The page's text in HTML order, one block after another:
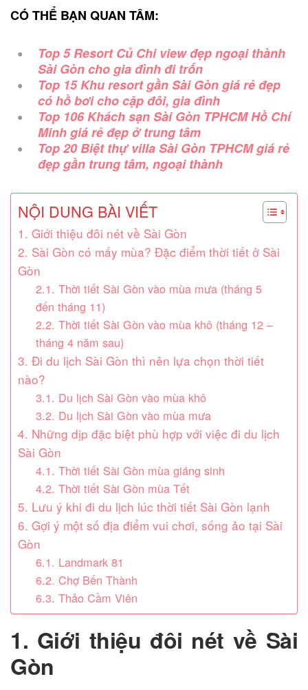
CÓ THỂ BẠN QUAN TÂM:
Top 5 Resort Củ Chi view đẹp ngoại thành
Sài Gòn cho gia đình đi trốn
Top 15 Khu resort gần Sài Gòn giá rẻ đẹp
có hồ bơi cho cặp đôi, gia đình
Top 106 Khách sạn Sài Gòn TPHCM Hồ Chí
Minh giá rẻ đẹp ở trung tâm
Top 20 Biệt thự villa Sài Gòn TPHCM giá rẻ
đẹp gần trung tâm, ngoại thành
NỘI DUNG BÀI VIẾT
1. Giới thiệu đôi nét về Sài Gòn
2. Sài Gòn có mấy mùa? Đặc điểm thời tiết ở Sài
Gòn
2.1. Thời tiết Sài Gòn vào mùa mưa (tháng 5
đến tháng 11)
2.2. Thời tiết Sài Gòn vào mùa khô (tháng 12 –
tháng 4 năm sau)
3. Đi du lịch Sài Gòn thì nên lựa chọn thời tiết
nào?
3.1. Du lịch Sài Gòn vào mùa khô
3.2. Du lịch Sài Gòn vào mùa mưa
4. Những dịp đặc biệt phù hợp với việc đi du lịch
Sài Gòn
4.1. Thời tiết Sài Gòn mùa giáng sinh
4.2. Thời tiết Sài Gòn mùa Tết
5. Lưu ý khi đi du lịch lúc thời tiết Sài Gòn lạnh
6. Gợi ý một số địa điểm vui chơi, sống ảo tại Sài
Gòn
6.1. Landmark 81
6.2. Chợ Bến Thành
6.3. Thảo Cầm Viên
1. Giới thiệu đôi nét về Sài
Gòn